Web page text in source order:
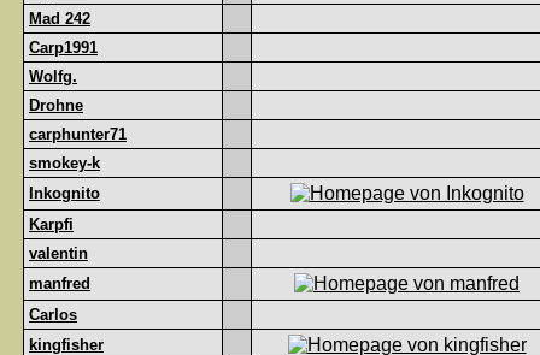
Mad 242
Carp1991
Wolfg.
Drohne
carphunter71
smokey-k
Inkognito
Karpfi
valentin
manfred
Carlos
kingfisher